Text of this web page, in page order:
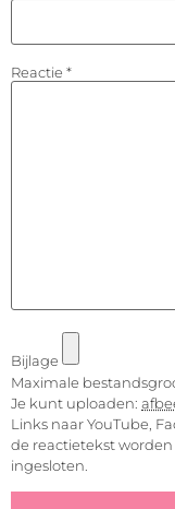
Reactie *
Bijlage
Maximale
Je kunt uploaden:
Links naar YouTube,
de reactietekst
ingesloten.